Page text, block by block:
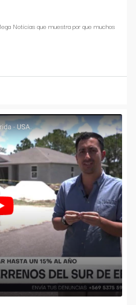
Noticias que muestra por que muchos